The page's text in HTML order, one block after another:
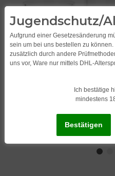
Jugendschutz/
Aufgrund einer Gesetzesänderung
sein um bei uns bestellen zu
zusätzlich durch andere
uns vor, Ware nur mittels DHL-
Ich bestätige
mindestens